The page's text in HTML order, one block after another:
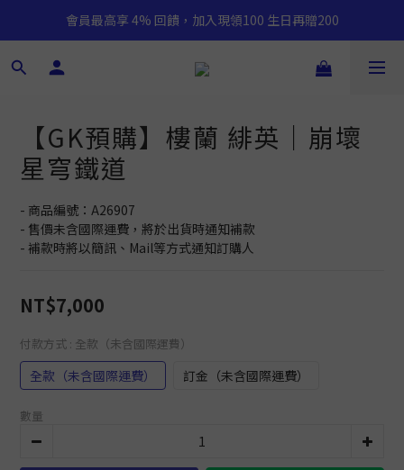
會員最高享 4% 回饋，加入現領100 生日再贈200
【GK預購】樓蘭 緋英｜崩壞
星穹鐵道
- 商品編號：A26907
- 售價未含國際運費，將於出貨時通知補款
- 補款時將以簡訊、Mail等方式通知訂購人
NT$7,000
付款方式 : 全款（未含國際運費）
全款（未含國際運費） 訂金（未含國際運費）
數量